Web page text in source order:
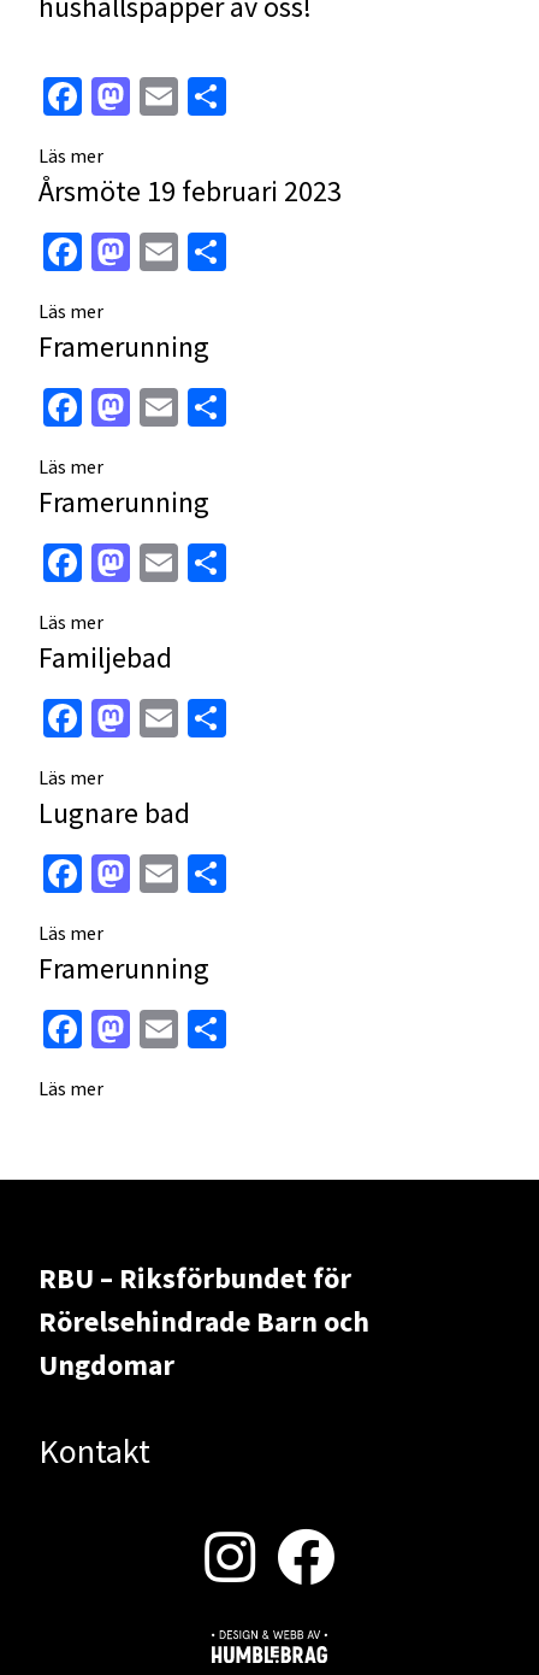
Facebook
Mastodon
Email
Läs mer
Årsmöte 19 februari 2023
Facebook
Mastodon
Email
Läs mer
Framerunning
Facebook
Mastodon
Email
Läs mer
Framerunning
Facebook
Mastodon
Email
Läs mer
Familjebad
Facebook
Mastodon
Email
Läs mer
Lugnare bad
Facebook
Mastodon
Email
Läs mer
Framerunning
Facebook
Mastodon
Email
Läs mer
RBU – Riksförbundet för
Rörelsehindrade Barn och
Ungdomar
Kontakt